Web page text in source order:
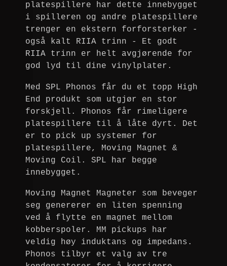
platespillere har dette innebygget
i spilleren og andre platespillere
trenger en ekstern forforsterker -
også kalt RIIA trinn - Et godt
RIIA trinn er helt avgjørende for
god lyd til dine vinylplater.
Med SPL Phonos får du et topp High
End produkt som utgjør en stor
forskjell. Phonos får rimeligere
platespillere til å låte dyrt. Det
er to pick up systemer for
platespillere, Moving Magnet &
Moving Coil. SPL har begge
innebygget.
Moving Magnet Magneter som beveger
seg genererer en liten spenning
ved å flytte en magnet mellom
kobberspoler. MM pickups har
veldig høy induktans og impedans.
Phonos tilbyr et valg av tre